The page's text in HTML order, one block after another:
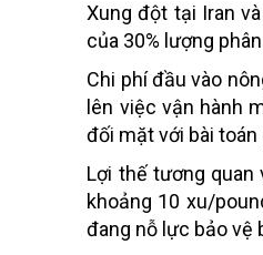
Xung đột tại Iran
của 30% lượng
Chi phí đầu vào
lên việc vận hành
đối mặt với bài
Lợi thế tương quan
khoảng 10 xu/
đang nỗ lực bảo vệ